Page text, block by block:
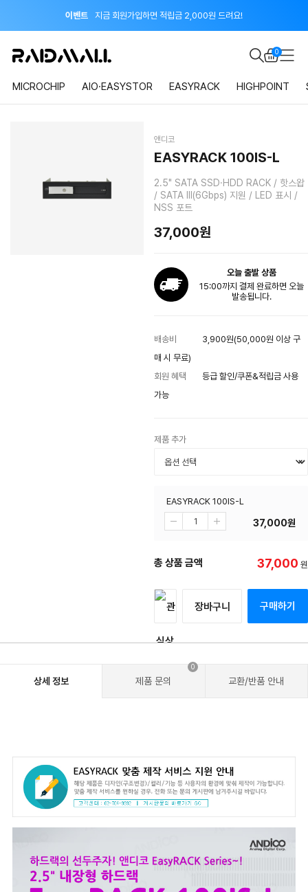
이벤트 지금 회원가입하면 적립금 2,000원 드려요!
공지 0
MICROCHIP AIO·EASYSTOR EASYRACK HIGHPOINT
앤디코
EASYRACK 100IS-L
2.5" SATA SSD·HDD RACK / 핫스왑
/ SATA III(6Gbps) 지원 / LED 표시 /
NSS 포트
37,000원
오늘 출발 상품
15:00까지 결제 완료하면 오늘
발송됩니다.
배송비
3,900원(50,000원 이상 구
매 시 무료)
회원 혜택
등급 할인/쿠폰&적립금 사용
가능
제품 추가
EASYRACK 100IS-L
37,000원
총 상품 금액 37,000 원
장바구니 구매하기
상세 정보 제품 문의
0
교환/반품 안내